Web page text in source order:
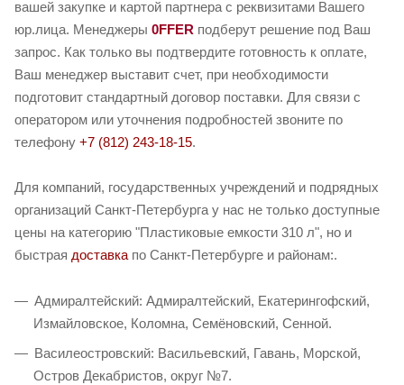
вашей закупке и картой партнера с реквизитами Вашего
юр.лица. Менеджеры 0FFER подберут решение под Ваш
запрос. Как только вы подтвердите готовность к оплате,
Ваш менеджер выставит счет, при необходимости
подготовит стандартный договор поставки. Для связи с
оператором или уточнения подробностей звоните по
телефону +7 (812) 243-18-15.
Для компаний, государственных учреждений и подрядных
организаций Санкт-Петербурга у нас не только доступные
цены на категорию "Пластиковые емкости 310 л", но и
быстрая доставка по Санкт-Петербурге и районам:.
Адмиралтейский: Адмиралтейский, Екатерингофский,
Измайловское, Коломна, Семёновский, Сенной.
Василеостровский: Васильевский, Гавань, Морской,
Остров Декабристов, округ №7.